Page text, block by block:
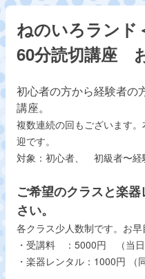
ねのいろランド
60分読切講座
初心者の方から経験者の
講座。
複数連続の回もございます
迎です。
対象：初心者、 初級者〜
ご希望のクラスと楽
さい。
各クラス少人数制です。お早
・受講料 ：5000円 （当日
・楽器レンタル：1000円
（